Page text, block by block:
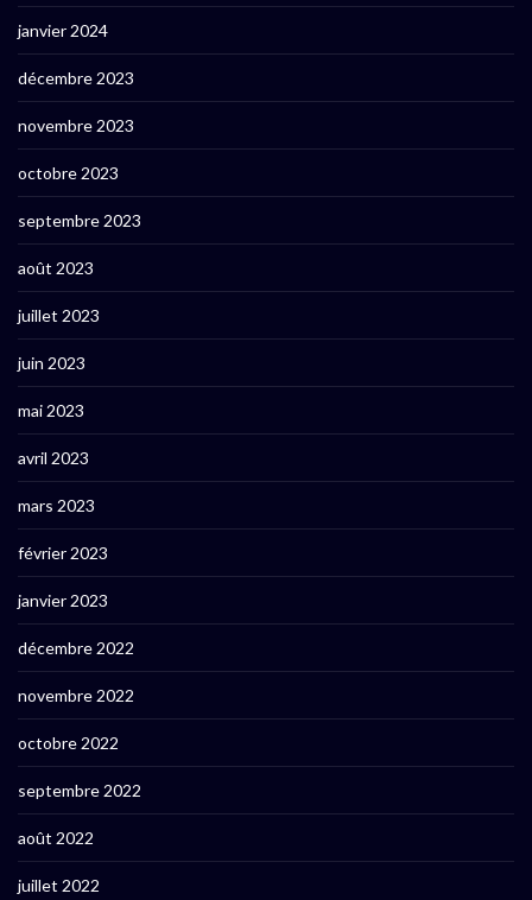
janvier 2024
décembre 2023
novembre 2023
octobre 2023
septembre 2023
août 2023
juillet 2023
juin 2023
mai 2023
avril 2023
mars 2023
février 2023
janvier 2023
décembre 2022
novembre 2022
octobre 2022
septembre 2022
août 2022
juillet 2022